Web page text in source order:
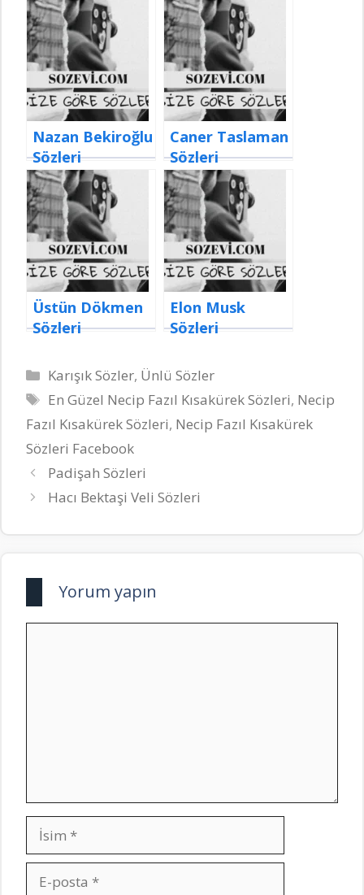
Nazan Bekiroğlu
Sözleri
Caner Taslaman
Sözleri
Üstün Dökmen
Sözleri
Elon Musk
Sözleri
Kategoriler
Karışık Sözler, Ünlü Sözler
Etiketler
En Güzel Necip Fazıl Kısakürek Sözleri, Necip
Fazıl Kısakürek Sözleri, Necip Fazıl Kısakürek
Sözleri Facebook
Padişah Sözleri
Hacı Bektaşi Veli Sözleri
Yorum yapın
İsim